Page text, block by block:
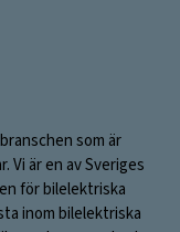
som är
Vi är en av Sveriges
för bilelektriska
inom bilelektriska